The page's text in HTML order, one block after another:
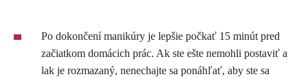
Po dokončení manikúry je lepšie počkať 15 minút pred
začiatkom domácich prác. Ak ste ešte nemohli postaviť a
lak je rozmazaný, nenechajte sa ponáhľať, aby ste sa